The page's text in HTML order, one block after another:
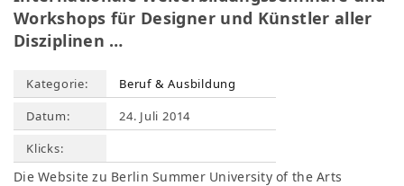
Workshops für Designer und Künstler aller
Disziplinen …
Kategorie:
Beruf & Ausbildung
Datum:
24. Juli 2014
Klicks:
Die Website zu Berlin Summer University of the Arts